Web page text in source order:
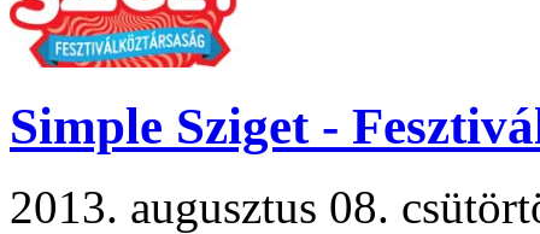
Simple Sziget -
2013. augusztus 08.